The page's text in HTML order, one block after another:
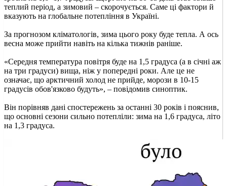
теплий період, а зимовий – скорочується. Саме ці фактори й
вказують на глобальне потепління в Україні.
За прогнозом кліматологів, зима цього року буде тепла. А ось
весна може прийти навіть на кілька тижнів раніше.
«Середня температура повітря буде на 1,5 градуса (а в січні аж
на три градуси) вища, ніж у попередні роки. Але це не
означає, що арктичний холод не прийде, морози в 10-15
градусів обов'язково будуть», – повідомив синоптик.
Він порівняв дані спостережень за останні 30 років і пояснив,
що основні сезони сильно потепліли: зима на 1,6 градуса, літо
на 1,3 градуса.